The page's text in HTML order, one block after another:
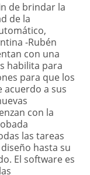
de brindar la
de la
-Rubén
con una
habilita para
para que los
a sus
con la
las tareas
hasta su
El software es